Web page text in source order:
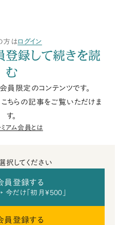
方はログイン
登録して続きを読
む
員限定のコンテンツです。
こちらの記事をご覧いただけま
す。
アム会員とは
択してください
員登録する
だけ「初月¥500」
員登録する